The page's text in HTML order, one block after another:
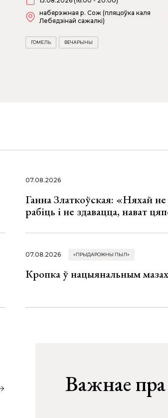
набярэжная р. Сож (пляцоўка каля
Лебядзінай сажалкі)
ГОМЕЛЬ ВЕЧАРЫНЫ
07.08.2026
Ганна Златкоўская: «Няхай
рабіць і не здавацца, нават
07.08.2026 «ПРЫДАРОЖНЫ ПЫЛ»
Кропка ў нацыянальным
Важнае